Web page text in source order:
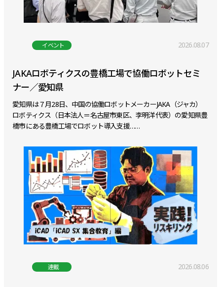
イベント 2026.08.07
JAKAロボティクスの豊橋工場で協働ロボットセミ
ナー／愛知県
愛知県は７月28日、中国の協働ロボットメーカーJAKA（ジャカ）
ロボティクス（日本法人＝名古屋市東区、李明洋代表）の愛知県豊
橋市にある豊橋工場でロボット導入支援……
連載 2026.08.06